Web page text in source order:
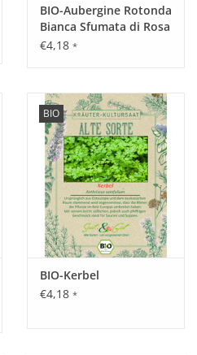
3 - 4 Schnitte ab Juni
von Essig, eingelegten
Beim Grillen den Fisch in
einwickeln.
Hitzeperiode ernten, da es in
hat.
BIO-Aubergine Rotonda
Bianca Sfumata di Rosa
€4,18 *
BIO
BIO-Kerbel
€4,18 *